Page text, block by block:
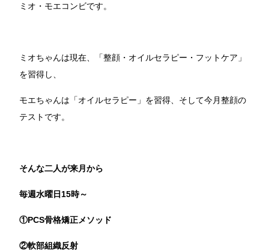
ミオ・モエコンビです。
ミオちゃんは現在、「整顔・オイルセラピー・フットケア」
を習得し、
モエちゃんは「オイルセラピー」を習得、そして今月整顔の
テストです。
そんな二人が来月から
毎週水曜日15時～
①PCS骨格矯正メソッド
②軟部組織反射